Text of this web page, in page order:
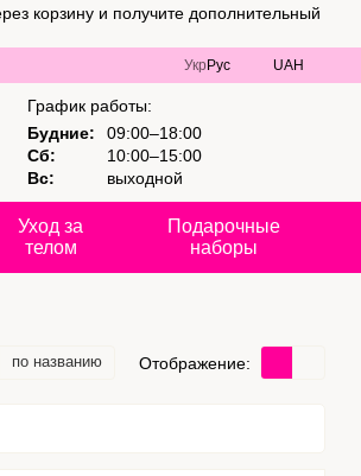
корзину и получите дополнительный
Укр Рус UAH
График работы:
Будние:
09:00–18:00
Сб:
10:00–15:00
Вс:
выходной
Уход за
телом
Подарочные
наборы
по названию Отображение: